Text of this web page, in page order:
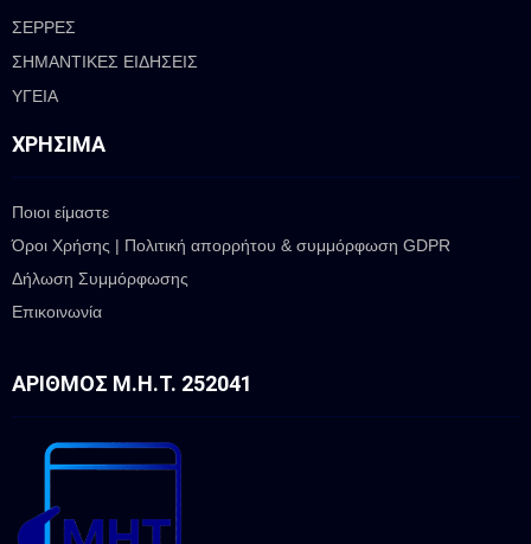
ΣΕΡΡΕΣ
ΣΗΜΑΝΤΙΚΕΣ ΕΙΔΗΣΕΙΣ
ΥΓΕΙΑ
ΧΡΉΣΙΜΑ
Ποιοι είμαστε
Όροι Χρήσης | Πολιτική απορρήτου & συμμόρφωση GDPR
Δήλωση Συμμόρφωσης
Επικοινωνία
ΑΡΙΘΜΌΣ Μ.Η.Τ. 252041